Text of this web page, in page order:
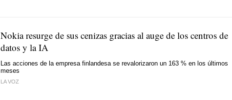
Nokia resurge de sus cenizas gracias al auge de los centros de
datos y la IA
Las acciones de la empresa finlandesa se revalorizaron un 163 % en los últimos
meses
LA VOZ